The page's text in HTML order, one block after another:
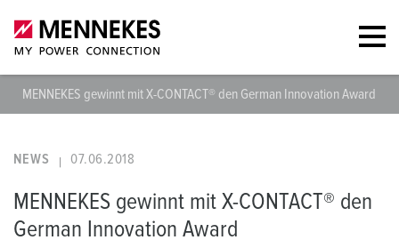
MENNEKES gewinnt mit X-CONTACT® den German Innovation Award
NEWS 07.06.2018
MENNEKES gewinnt mit X-CONTACT® den
German Innovation Award